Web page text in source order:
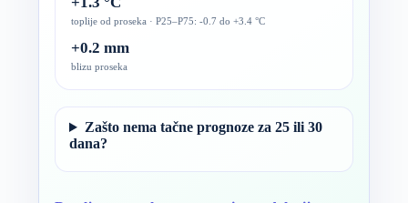
toplije od proseka · P25–P75: -0.7 do +3.4 °C
+0.2 mm
blizu proseka
Zašto nema tačne prognoze za 25 ili 30
dana?